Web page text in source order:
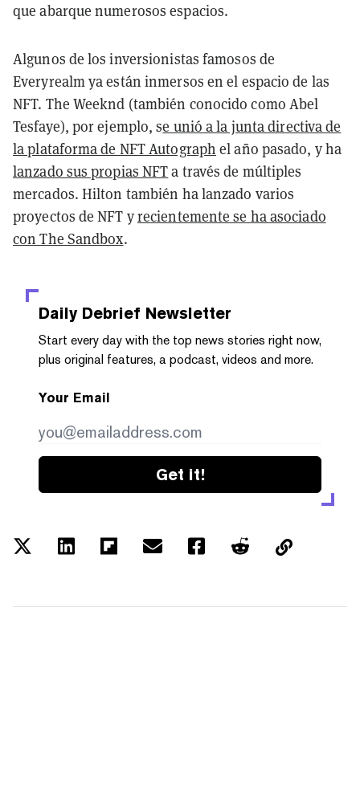
que abarque numerosos espacios.
Algunos de los inversionistas famosos de
Everyrealm ya están inmersos en el espacio de las
NFT. The Weeknd (también conocido como Abel
Tesfaye), por ejemplo, se unió a la junta directiva de
la plataforma de NFT Autograph el año pasado, y ha
lanzado sus propias NFTa través de múltiples
mercados. Hilton también ha lanzado varios
proyectos de NFT yrecientemente se ha asociado
con The Sandbox.
Daily Debrief Newsletter
Start every day with the top news stories right now,
plus original features, a podcast, videos and more.
Your Email
Get it!